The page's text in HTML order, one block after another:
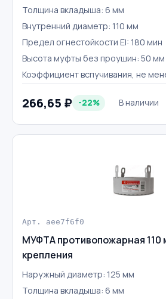
Толщина вкладыша: 6 мм
Внутренний диаметр: 110 мм
Предел огнестойкости EI: 180 мин
Высота муфты без проушин: 50 мм
Коэффициент вспучивания, не
266,65 ₽ -22% В наличии
Арт. aee7f6f0
МУФТА противопожарная 110
крепления
Наружный диаметр: 125 мм
Толщина вкладыша: 6 мм